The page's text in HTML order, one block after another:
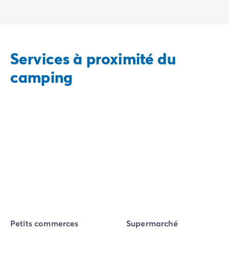
Services à proximité du
camping
Petits commerces Supermarché